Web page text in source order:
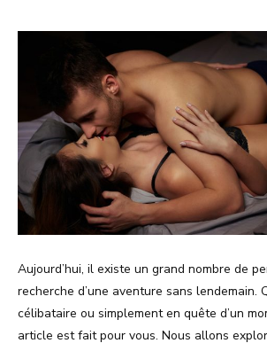
Aujourd’hui, il existe un grand nombre de
recherche d’une aventure sans lendemain.
célibataire ou simplement en quête d’un
article est fait pour vous. Nous allons